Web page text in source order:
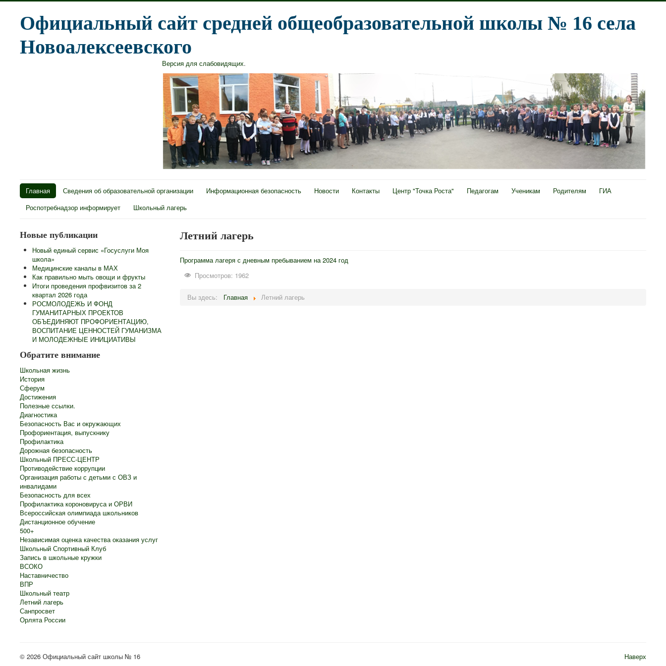
Официальный сайт средней общеобразовательной школы № 16 села
Новоалексеевского
Версия для слабовидящих.
Главная Сведения об образовательной организации Информационная безопасность Новости Контакты Центр "Точка Роста" Педагогам Ученикам Родителям
ГИА
Роспотребнадзор информирует
Школьный лагерь
Новые публикации
Новый единый сервис «Госуслуги Моя
школа»
Медицинские каналы в МАХ
Как правильно мыть овощи и фрукты
Итоги проведения профвизитов за 2
квартал 2026 года
РОСМОЛОДЕЖЬ И ФОНД
ГУМАНИТАРНЫХ ПРОЕКТОВ
ОБЪЕДИНЯЮТ ПРОФОРИЕНТАЦИЮ,
ВОСПИТАНИЕ ЦЕННОСТЕЙ ГУМАНИЗМА
И МОЛОДЕЖНЫЕ ИНИЦИАТИВЫ
Обратите внимание
Школьная жизнь
История
Сферум
Достижения
Полезные ссылки.
Диагностика
Безопасность Вас и окружающих
Профориентация, выпускнику
Профилактика
Дорожная безопасность
Школьный ПРЕСС-ЦЕНТР
Противодействие коррупции
Организация работы с детьми с ОВЗ и
инвалидами
Безопасность для всех
Профилактика короновируса и ОРВИ
Всероссийская олимпиада школьников
Дистанционное обучение
500+
Независимая оценка качества оказания услуг
Школьный Спортивный Клуб
Запись в школьные кружки
ВСОКО
Наставничество
ВПР
Школьный театр
Летний лагерь
Санпросвет
Орлята России
Летний лагерь
Программа лагеря с дневным пребыванием на 2024 год
Просмотров: 1962
Вы здесь: Главная Летний лагерь
Наверх
© 2026 Официальный сайт школы № 16